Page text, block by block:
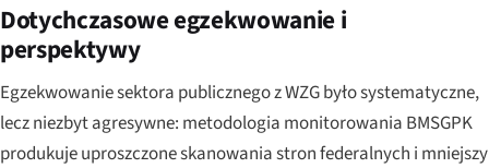
Dotychczasowe egzekwowanie i
perspektywy
Egzekwowanie sektora publicznego z WZG było systematyczne,
lecz niezbyt agresywne: metodologia monitorowania BMSGPK
produkuje uproszczone skanowania stron federalnych i mniejszy